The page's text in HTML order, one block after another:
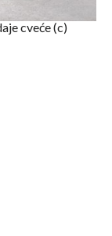
cveće (c)